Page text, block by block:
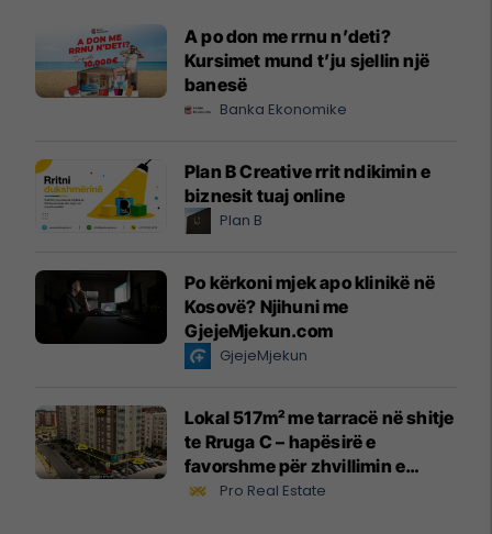
A po don me rrnu n’deti?
Kursimet mund t’ju sjellin një
banesë
Banka Ekonomike
Plan B Creative rrit ndikimin e
biznesit tuaj online
Plan B
Po kërkoni mjek apo klinikë në
Kosovë? Njihuni me
GjejeMjekun.com
GjejeMjekun
Lokal 517m² me tarracë në shitje
te Rruga C – hapësirë e
favorshme për zhvillimin e
biznesit #15796
Pro Real Estate